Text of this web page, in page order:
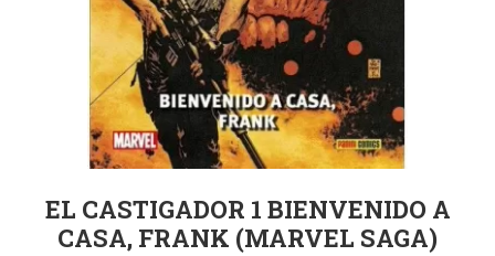
EL CASTIGADOR 1 BIENVENIDO A
CASA, FRANK (MARVEL SAGA)